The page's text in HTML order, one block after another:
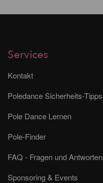
Services
Kontakt
Poledance Sicherheits-Tipps
Pole Dance Lernen
Pole-Finder
FAQ - Fragen und Antworten
Sponsoring & Events